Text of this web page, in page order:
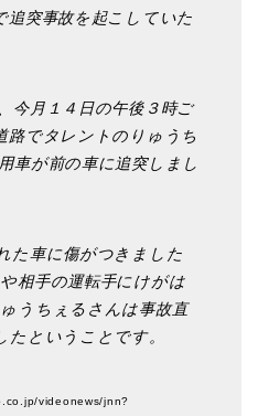
追突事故を起こしていた
今月１４日の午後３時ご
路でタレントのりゅうち
車が前の車に追突しまし
た車に傷がつきました
相手の運転手にけがは
うちぇるさんは事故直
たということです。
videonews/jnn?